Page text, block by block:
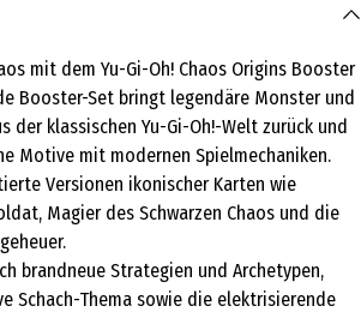
mit dem Yu-Gi-Oh! Chaos Origins Booster
Booster-Set bringt legendäre Monster und
der klassischen Yu-Gi-Oh!-Welt zurück und
Motive mit modernen Spielmechaniken.
Versionen ikonischer Karten wie
Magier des Schwarzen Chaos und die
brandneue Strategien und Archetypen,
Schach-Thema sowie die elektrisierende